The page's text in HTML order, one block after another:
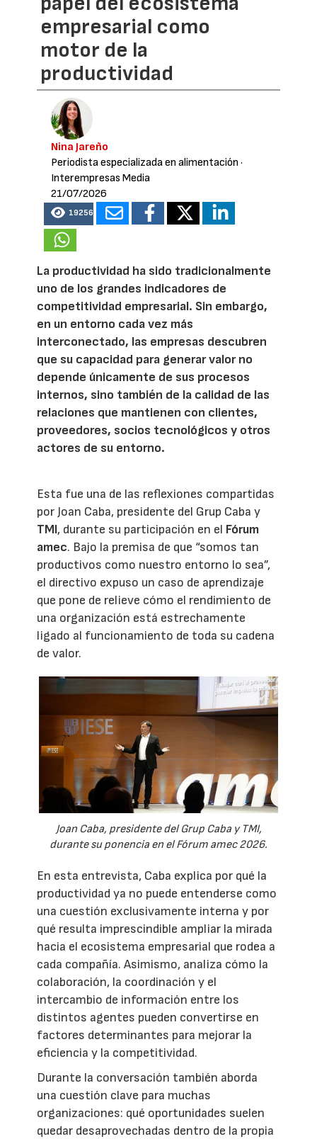
empresarial como
motor de la
productividad
Nina Jareño
Periodista especializada en alimentación ·
Interempresas Media
21/07/2026
19256
La productividad ha sido tradicionalmente
uno de los grandes indicadores de
competitividad empresarial. Sin embargo,
en un entorno cada vez más
interconectado, las empresas descubren
que su capacidad para generar valor no
depende únicamente de sus procesos
internos, sino también de la calidad de las
relaciones que mantienen con clientes,
proveedores, socios tecnológicos y otros
actores de su entorno.
Esta fue una de las reflexiones compartidas
por Joan Caba, presidente del Grup Caba y
TMI, durante su participación en el Fórum
amec. Bajo la premisa de que “somos tan
productivos como nuestro entorno lo sea”,
el directivo expuso un caso de aprendizaje
que pone de relieve cómo el rendimiento de
una organización está estrechamente
ligado al funcionamiento de toda su cadena
de valor.
Joan Caba, presidente del Grup Caba y TMI,
durante su ponencia en el Fórum amec 2026.
En esta entrevista, Caba explica por qué la
productividad ya no puede entenderse como
una cuestión exclusivamente interna y por
qué resulta imprescindible ampliar la mirada
hacia el ecosistema empresarial que rodea a
cada compañía. Asimismo, analiza cómo la
colaboración, la coordinación y el
intercambio de información entre los
distintos agentes pueden convertirse en
factores determinantes para mejorar la
eficiencia y la competitividad.
Durante la conversación también aborda
una cuestión clave para muchas
organizaciones: qué oportunidades suelen
quedar desaprovechadas dentro de la propia